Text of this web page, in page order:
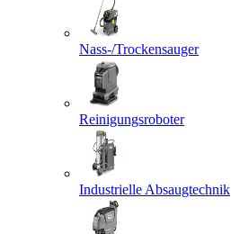
Nass-/Trockensauger
Reinigungsroboter
Industrielle Absaugtechnik